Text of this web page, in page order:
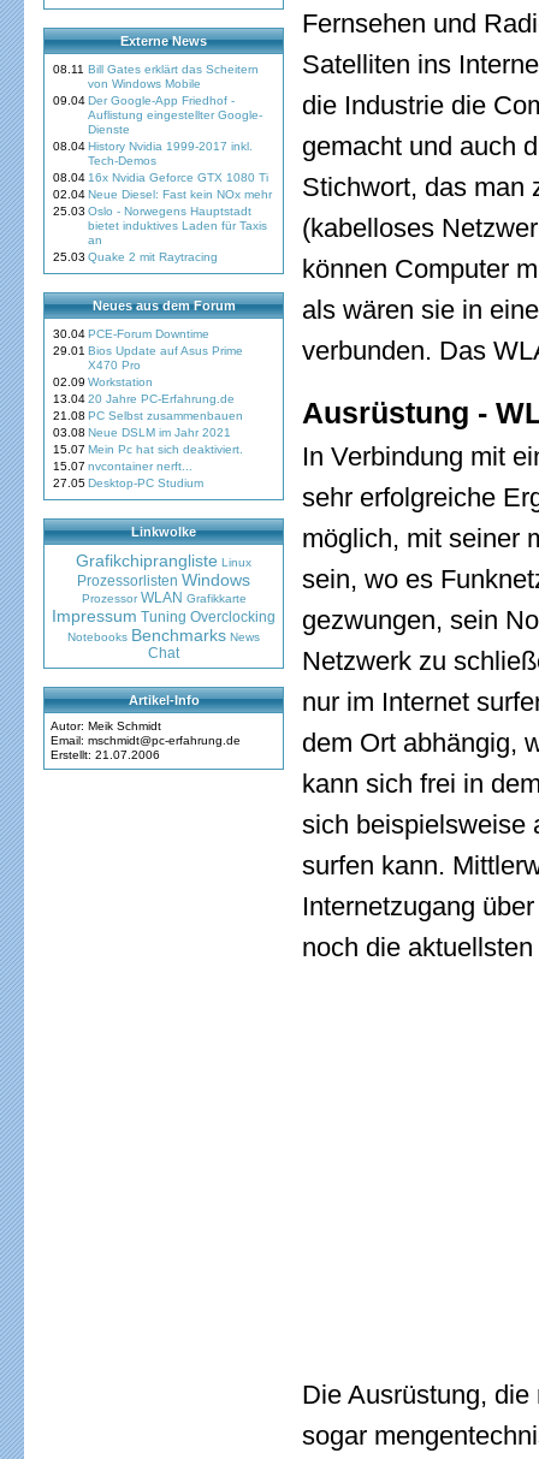
Externe News
08.11 Bill Gates erklärt das Scheitern
von Windows Mobile
09.04Der Google-App Friedhof -
Auflistung eingestellter Google-
Dienste
08.04History Nvidia 1999-2017 inkl.
Tech-Demos
08.04 16x Nvidia Geforce GTX 1080 Ti
02.04Neue Diesel: Fast kein NOx mehr
25.03 Oslo - Norwegens Hauptstadt
bietet induktives Laden für Taxis
an
25.03 Quake 2 mit Raytracing
Neues aus dem Forum
30.04PCE-Forum Downtime
29.01 Bios Update auf Asus Prime
X470 Pro
02.09 Workstation
13.0420 Jahre PC-Erfahrung.de
21.08 PC Selbst zusammenbauen
03.08 Neue DSLM im Jahr 2021
15.07 Mein Pc hat sich deaktiviert.
15.07 nvcontainer nerft...
27.05Desktop-PC Studium
Linkwolke
Grafikchiprangliste Linux
Prozessorlisten Windows
Prozessor WLAN Grafikkarte
Impressum Tuning Overclocking
Notebooks Benchmarks News
Chat
Artikel-Info
Autor: Meik Schmidt
Email: mschmidt@pc-erfahrung.de
Erstellt: 21.07.2006
Fernsehen und
Satelliten ins
die Industrie die
gemacht und auch
Stichwort, das man
(kabelloses
können Computer
als wären sie in
verbunden. Das
Ausrüstung -
In Verbindung mit
sehr erfolgreiche
möglich, mit seiner
sein, wo es
gezwungen, sein
Netzwerk zu
nur im Internet
dem Ort abhängig,
kann sich frei in
sich beispielsweise
surfen kann.
Internetzugang
noch die
Die Ausrüstung,
sogar